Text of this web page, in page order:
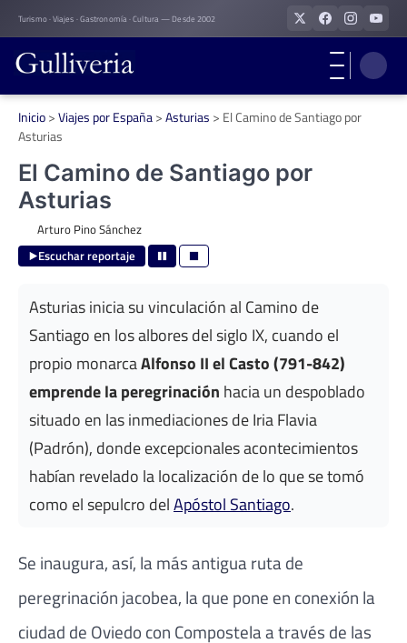
Skip
to
content
Turismo · Viajes · Gastronomía · Cultura — Desde 2002
Inicio>Viajes por España>Asturias > El Camino de Santiago por
Asturias
El Camino de Santiago por
Asturias
Arturo Pino Sánchez
Escuchar reportaje
Asturias inicia su vinculación al Camino de
Santiago en los albores del siglo IX, cuando el
propio monarcaAlfonso II el Casto (791-842)
emprende la peregrinación hacia un despoblado
situado en las inmediaciones de Iria Flavia
(Padrón), donde excepcionales acontecimientos
habían revelado la localización de lo que se tomó
como el sepulcro delApóstol Santiago.
Se inaugura, así, la más antigua ruta de
peregrinación jacobea, la que pone en conexión la
ciudad de Oviedo con Compostela a través de las